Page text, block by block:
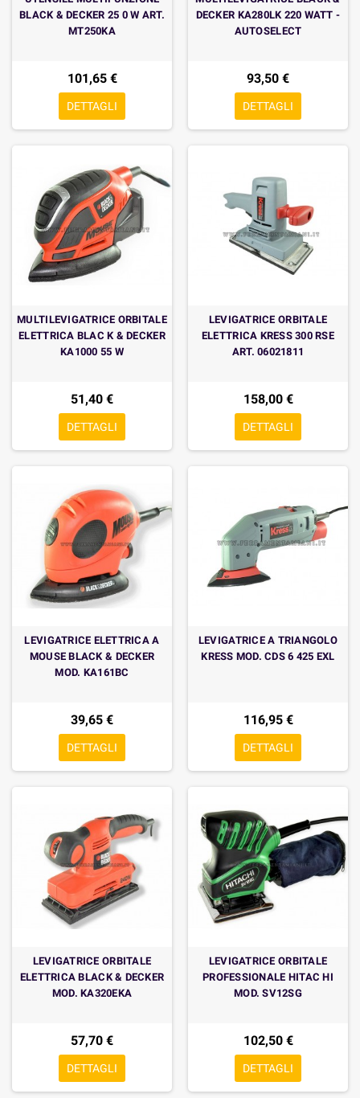
BLACK & DECKER 25 0 W ART.
MT250KA
101,65 €
DETTAGLI
DECKER KA280LK 220 WATT -
AUTOSELECT
93,50 €
DETTAGLI
MULTILEVIGATRICE ORBITALE
ELETTRICA BLAC K & DECKER
KA1000 55 W
51,40 €
DETTAGLI
LEVIGATRICE ORBITALE
ELETTRICA KRESS 300 RSE
ART. 06021811
158,00 €
DETTAGLI
LEVIGATRICE ELETTRICA A
MOUSE BLACK & DECKER
MOD. KA161BC
39,65 €
DETTAGLI
LEVIGATRICE A TRIANGOLO
KRESS MOD. CDS 6 425 EXL
116,95 €
DETTAGLI
LEVIGATRICE ORBITALE
ELETTRICA BLACK & DECKER
MOD. KA320EKA
57,70 €
DETTAGLI
LEVIGATRICE ORBITALE
PROFESSIONALE HITAC HI
MOD. SV12SG
102,50 €
DETTAGLI